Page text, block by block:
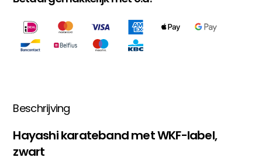
Beschrijving
Hayashi karateband met WKF-label,
zwart